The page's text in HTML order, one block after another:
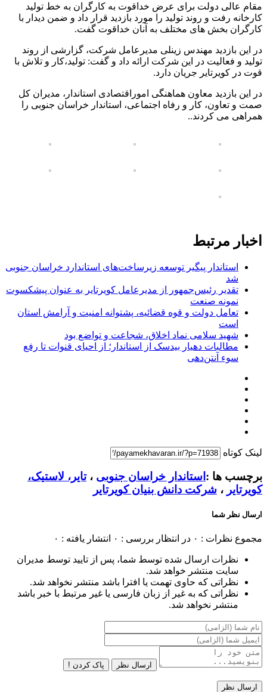
مقام عالی دولت برای عرض خداقوت به کارگران به خط تولید
کارخانه رفت و روند تولید را مورد بازدید قرار داد و ضمن دیدار با
کارگران بخش های مختلف به آنان خداقوت گفت.
در این بازدید مهندس زینلی مدیرعامل شرکت، گزارشی از روند
تولید و فعالیت در این شرکت ارائه داد و گفت: تولید،کار و تلاش با
قوت در کویرتایر جریان دارد.
در این بازدید معاون هماهنگی اموراقتصادی استاندار، مدیران کل
صمت و تعاون، کار و رفاه اجتماعی، استاندار خراسان جنوبی را
همراهی می کردند..
اخبار مرتبط
استاندار پیگیر توسعه زیرساخت‌های استاندارد خراسان جنوبی
شد
تقدیر رئیس‌جمهور از مدیرعامل کویرتایر به عنوان پیشکسوت
نمونه صنعت
تعامل دولت و قوه قضائیه، پشتوانه امنیت و آرامش استان
است
شهید سلامی نماد اخلاق، شجاعت و تواضع بود
مطالبات دهیار بیدسک از استاندار؛ از احیای قنوات تا رفع
سوء آنتن‌دهی
لینک کوتاه
برچسب ها : استاندار خراسان جنوبی ،تایر، لاستیک،
کویرتایر ، شرکت دانش بنیان کویرتایر
ارسال نظر شما
مجموع نظرات : ۰ در انتظار بررسی : ۰ انتشار یافته : ۰
نظرات ارسال شده توسط شما، پس از تایید توسط مدیران
سایت منتشر خواهد شد.
نظراتی که حاوی تهمت یا افترا باشد منتشر نخواهد شد.
نظراتی که به غیر از زبان فارسی یا غیر مرتبط با خبر باشد
منتشر نخواهد شد.
ارسال نظر پاک کردن !